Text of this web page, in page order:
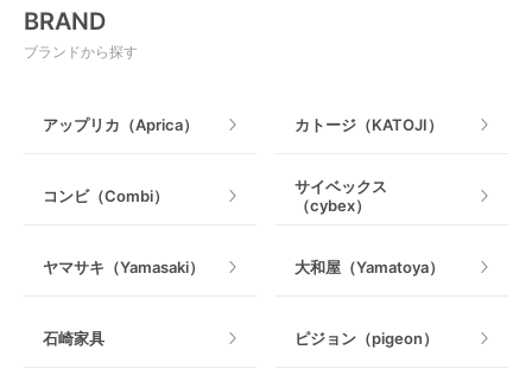
室内遊具
授乳グッズ・ママ用品
BRAND
ブランドから探す
アップリカ（Aprica） カトージ（KATOJI）
コンビ（Combi）
サイベックス
（cybex）
ヤマサキ（Yamasaki） 大和屋（Yamatoya）
石崎家具 ピジョン（pigeon）